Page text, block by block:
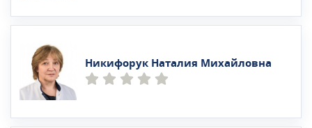
Никифорук Наталия Михайловна